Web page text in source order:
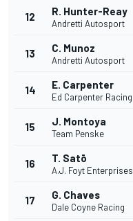
12 R. Hunter-Reay
Andretti Autosport
13 C. Munoz
Andretti Autosport
14 E. Carpenter
Ed Carpenter Racing
15 J. Montoya
Team Penske
16 T. Satō
A.J. Foyt Enterprises
17 G. Chaves
Dale Coyne Racing